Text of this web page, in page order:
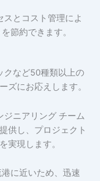
とコスト管理によ
節約できます。
クなど50種類以上の
ズにお応えします。
ジニアリング チーム
供し、プロジェクト
実現します。
に近いため、迅速